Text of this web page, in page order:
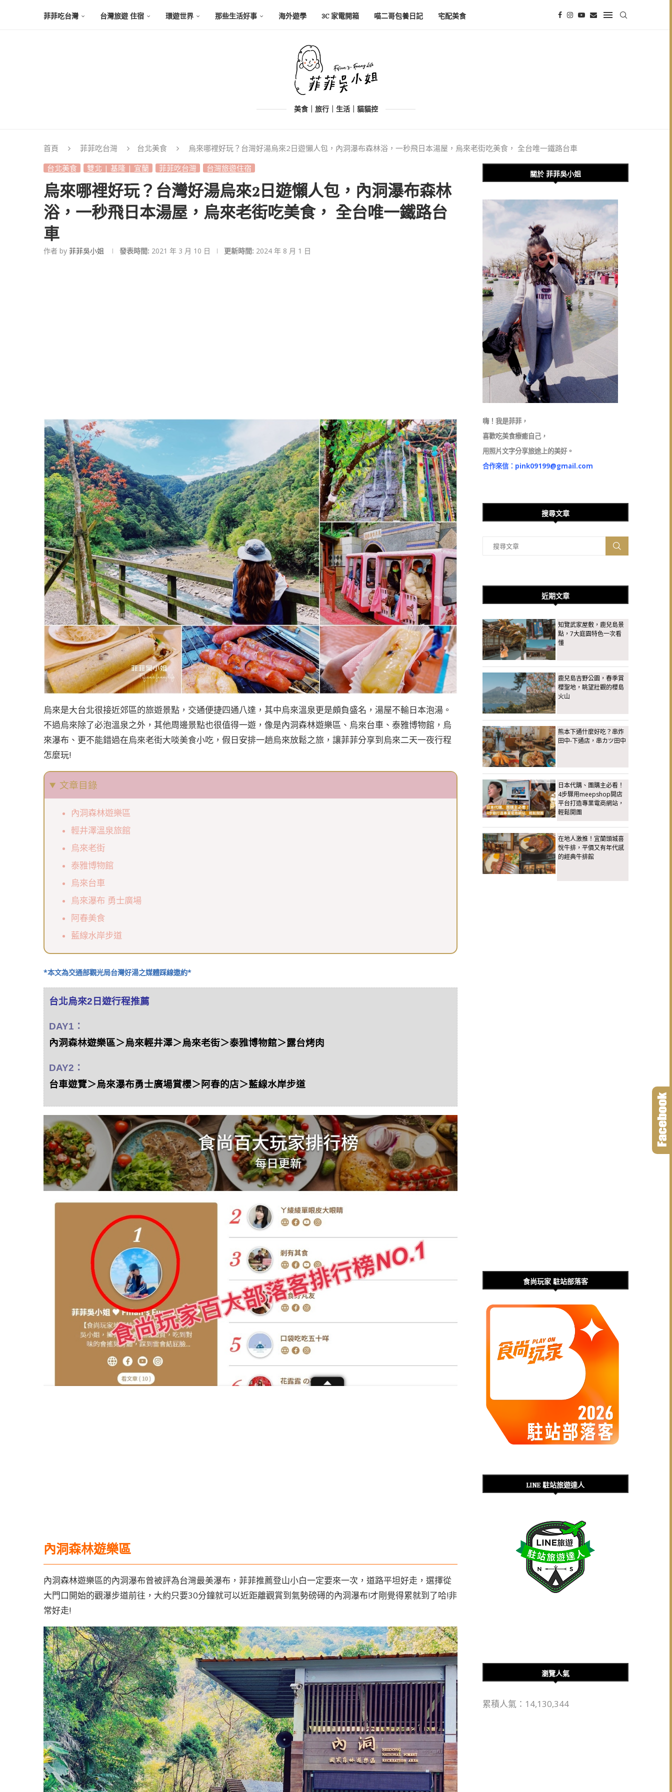
菲菲吃台灣 台灣旅遊 住宿 環遊世界 那些生活好事 海外遊學 3C 家電開箱 喵二哥包養日記 宅配美食
美食｜旅行｜生活｜貓貓控
首頁 菲菲吃台灣 台北美食
烏來哪裡好玩？台灣好湯烏來2日遊懶人包，內洞瀑布森林浴，一秒飛日本湯屋，烏來老街吃美食， 全台唯一鐵路台車
台北美食
雙北 | 基隆 | 宜蘭 菲菲吃台灣 台灣旅遊住宿
烏來哪裡好玩？台灣好湯烏來2日遊懶人包，內洞瀑布森林
浴，一秒飛日本湯屋，烏來老街吃美食， 全台唯一鐵路台
車
作者 by 菲菲吳小姐 發表時間: 2021 年 3 月 10 日 更新時間: 2024 年 8 月 1 日
烏來是大台北很接近郊區的旅遊景點，交通便捷四通八達，其中烏來溫泉更是頗負盛名，湯屋不輸日本泡湯。
不過烏來除了必泡溫泉之外，其他周邊景點也很值得一遊，像是內洞森林遊樂區、烏來台車、泰雅博物館，烏
來瀑布、更不能錯過在烏來老街大啖美食小吃，假日安排一趟烏來放鬆之旅，讓菲菲分享到烏來二天一夜行程
怎麼玩!
文章目錄
內洞森林遊樂區
輕井澤溫泉旅館
烏來老街
泰雅博物館
烏來台車
烏來瀑布 勇士廣場
阿春美食
藍線水岸步道
*本文為交通部觀光局台灣好湯之媒體踩線邀約*
台北烏來2日遊行程推薦
DAY1：
內洞森林遊樂區＞烏來輕井澤＞烏來老街＞泰雅博物館＞露台烤肉
DAY2：
台車遊覽＞烏來瀑布勇士廣場賞櫻＞阿春的店＞藍線水岸步道
內洞森林遊樂區
內洞森林遊樂區的內洞瀑布曾被評為台灣最美瀑布，菲菲推薦登山小白一定要來一次，道路平坦好走，選擇從
大門口開始的觀瀑步道前往，大約只要30分鐘就可以近距離觀賞到氣勢磅礡的內洞瀑布!才剛覺得累就到了哈!非
常好走!
關於 菲菲吳小姐
嗨！我是菲菲，
喜歡吃美食療癒自己，
用照片文字分享旅途上的美好。
合作來信： pink09199@gmail.com
搜尋文章
近期文章
知覽武家屋敷，鹿兒島景
點，7大庭園特色一次看
懂
鹿兒島吉野公園，春季賞
櫻聖地，眺望壯觀的櫻島
火山
熊本下通什麼好吃？串炸
田中-下通店，串カツ田中
日本代購、團購主必看！
4步驟用meepshop開店
平台打造專業電商網站，
輕鬆開團
在地人激推！宜蘭頭城喜
悅牛排，平價又有年代感
的經典牛排館
食尚玩家 駐站部落客
LINE 駐站旅遊達人
瀏覽人氣
累積人氣：14,130,344